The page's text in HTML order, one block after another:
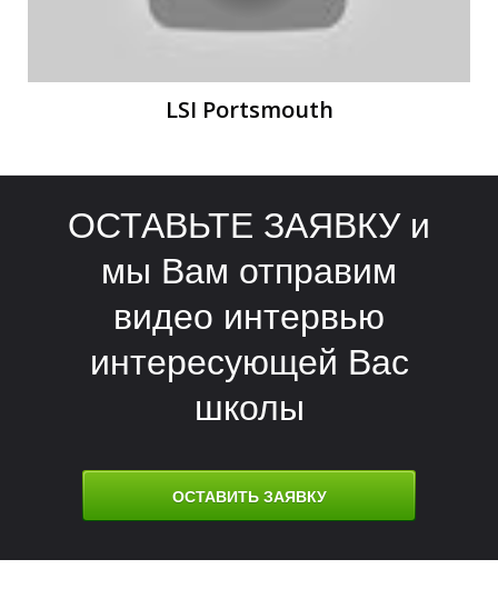
Р
Р
LSI Portsmouth
ОСТАВЬТЕ ЗАЯВКУ и
мы Вам отправим
видео интервью
интересующей Вас
школы
ОСТАВИТЬ ЗАЯВКУ